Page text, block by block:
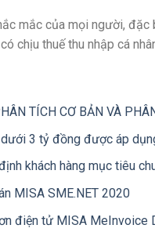
mắc của mọi người,
chịu thuế thu nhập cá
TÍCH CƠ BẢN VÀ
dưới 3 tỷ đồng được áp
khách hàng mục tiêu
MISA SME.NET 2020
điện tử MISA MeInvoice